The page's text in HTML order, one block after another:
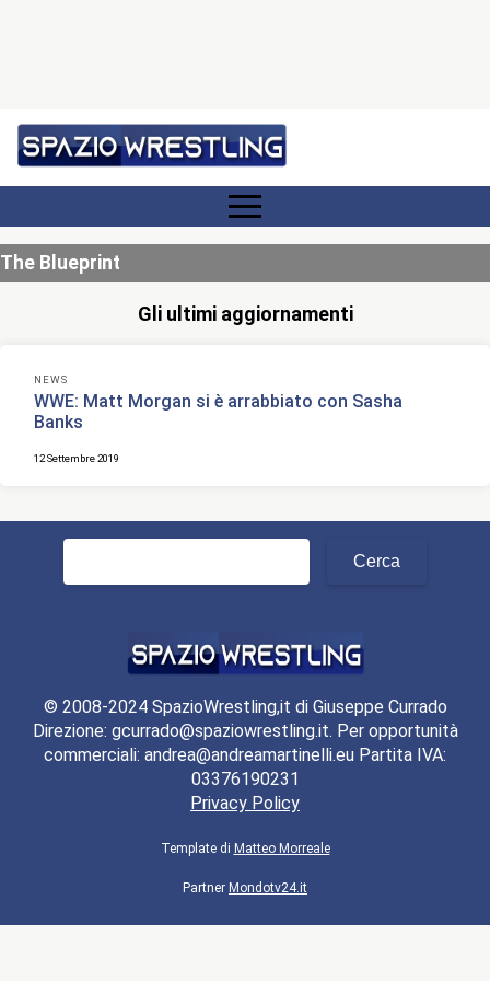
The Blueprint
Gli ultimi aggiornamenti
NEWS
WWE: Matt Morgan si è arrabbiato con Sasha
Banks
12 Settembre 2019
Ricerca
© 2008-2024 SpazioWrestling,it di Giuseppe Currado
Direzione: gcurrado@spaziowrestling.it. Per opportunità
commerciali: andrea@andreamartinelli.eu Partita IVA:
03376190231
Privacy Policy
Template di Matteo Morreale
Partner Mondotv24.it